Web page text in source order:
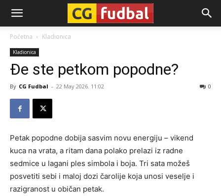
CG-
Fudbal
Početna Kladionica
Kladionica
Đe ste petkom popodne?
By CG Fudbal - 22 May 2026. 11:02 0
Petak popodne dobija sasvim novu energiju – vikend
kuca na vrata, a ritam dana polako prelazi iz radne
sedmice u lagani ples simbola i boja. Tri sata možeš
posvetiti sebi i maloj dozi čarolije koja unosi veselje i
razigranost u običan petak.